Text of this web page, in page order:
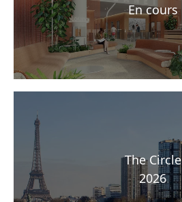
En cours
The Circle
2026